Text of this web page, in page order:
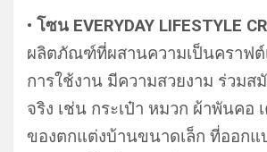
• โซน EVERYDAY LIFESTYLE
ผลิตภัณฑ์ที่ผสานความเป็นคราฟ
การใช้งาน มีความสวยงาม ร่วมส
จริง เช่น กระเป๋า หมวก ผ้าพันคอ
ของตกแต่งบ้านขนาดเล็ก ที่ออกแ